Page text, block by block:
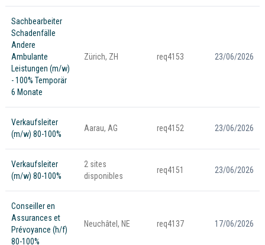
Sachbearbeiter
Schadenfälle
Andere
Ambulante
Leistungen (m/w)
- 100% Temporär
6 Monate
Zürich, ZH req4153 23/06/2026
Verkaufsleiter
(m/w) 80-100%
Aarau, AG req4152 23/06/2026
Verkaufsleiter
(m/w) 80-100%
2 sites
disponibles
req4151 23/06/2026
Conseiller en
Assurances et
Prévoyance (h/f)
80-100%
Neuchâtel, NE req4137 17/06/2026